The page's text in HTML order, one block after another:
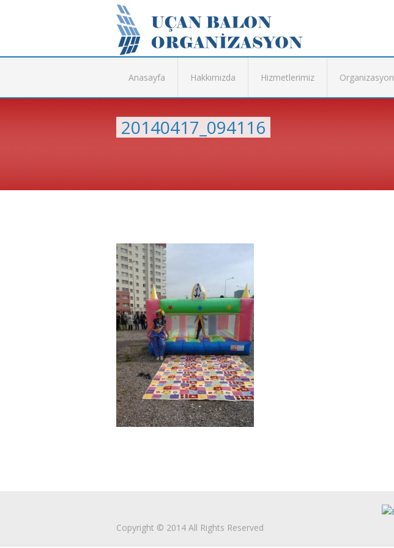
Anasayfa Hakkımızda Hizmetlerimiz Organizasyon
20140417_094116
Copyright © 2014 All Rights Reserved